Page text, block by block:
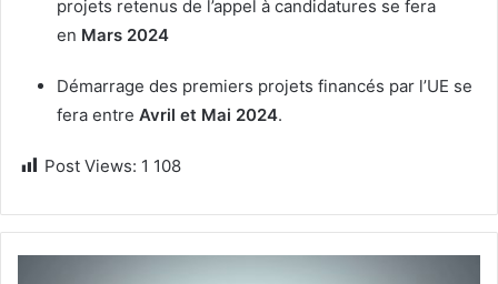
projets retenus de l’appel à candidatures se fera
en Mars 2024
Démarrage des premiers projets financés par l’UE se
fera entre Avril et Mai 2024.
Post Views: 1 108